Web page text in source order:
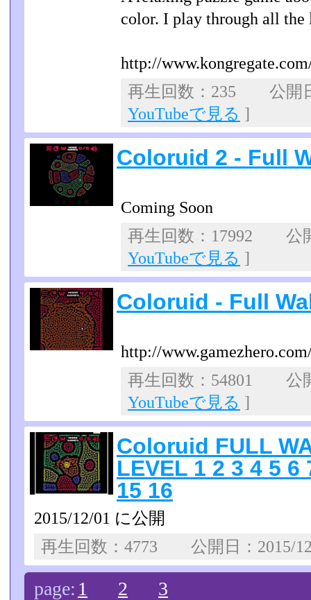
color. I play through all the
http://
再生回数：235 公開
YouTubeで見る ]
Coloruid 2 - Full
Coming Soon
再生回数：17992 公
YouTubeで見る ]
Coloruid - Full
http://
再生回数：54801 公
YouTubeで見る ]
Coloruid FULL
LEVEL 1 2 3 4 5 6
15 16
2015/12/01 に公開
再生回数：4773 公開日：
page: 1 2 3